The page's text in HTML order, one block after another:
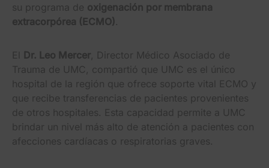
su programa de oxigenación por membrana
extracorpórea (ECMO).
El Dr. Leo Mercer , Director Médico Asociado de
Trauma de UMC, compartió que UMC es el único
hospital de la región que ofrece soporte vital ECMO y
que recibe transferencias de pacientes provenientes
de otros hospitales. Esta capacidad permite a UMC
brindar un nivel más alto de atención a pacientes con
afecciones cardíacas o respiratorias graves.